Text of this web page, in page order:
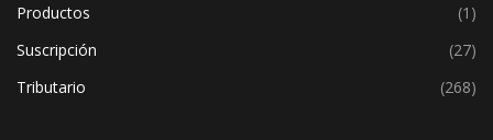
Productos
(1)
Suscripción
(27)
Tributario
(268)